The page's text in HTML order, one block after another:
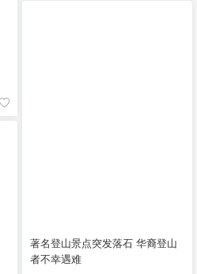
著名登山景点突发落石 华裔登山
者不幸遇难